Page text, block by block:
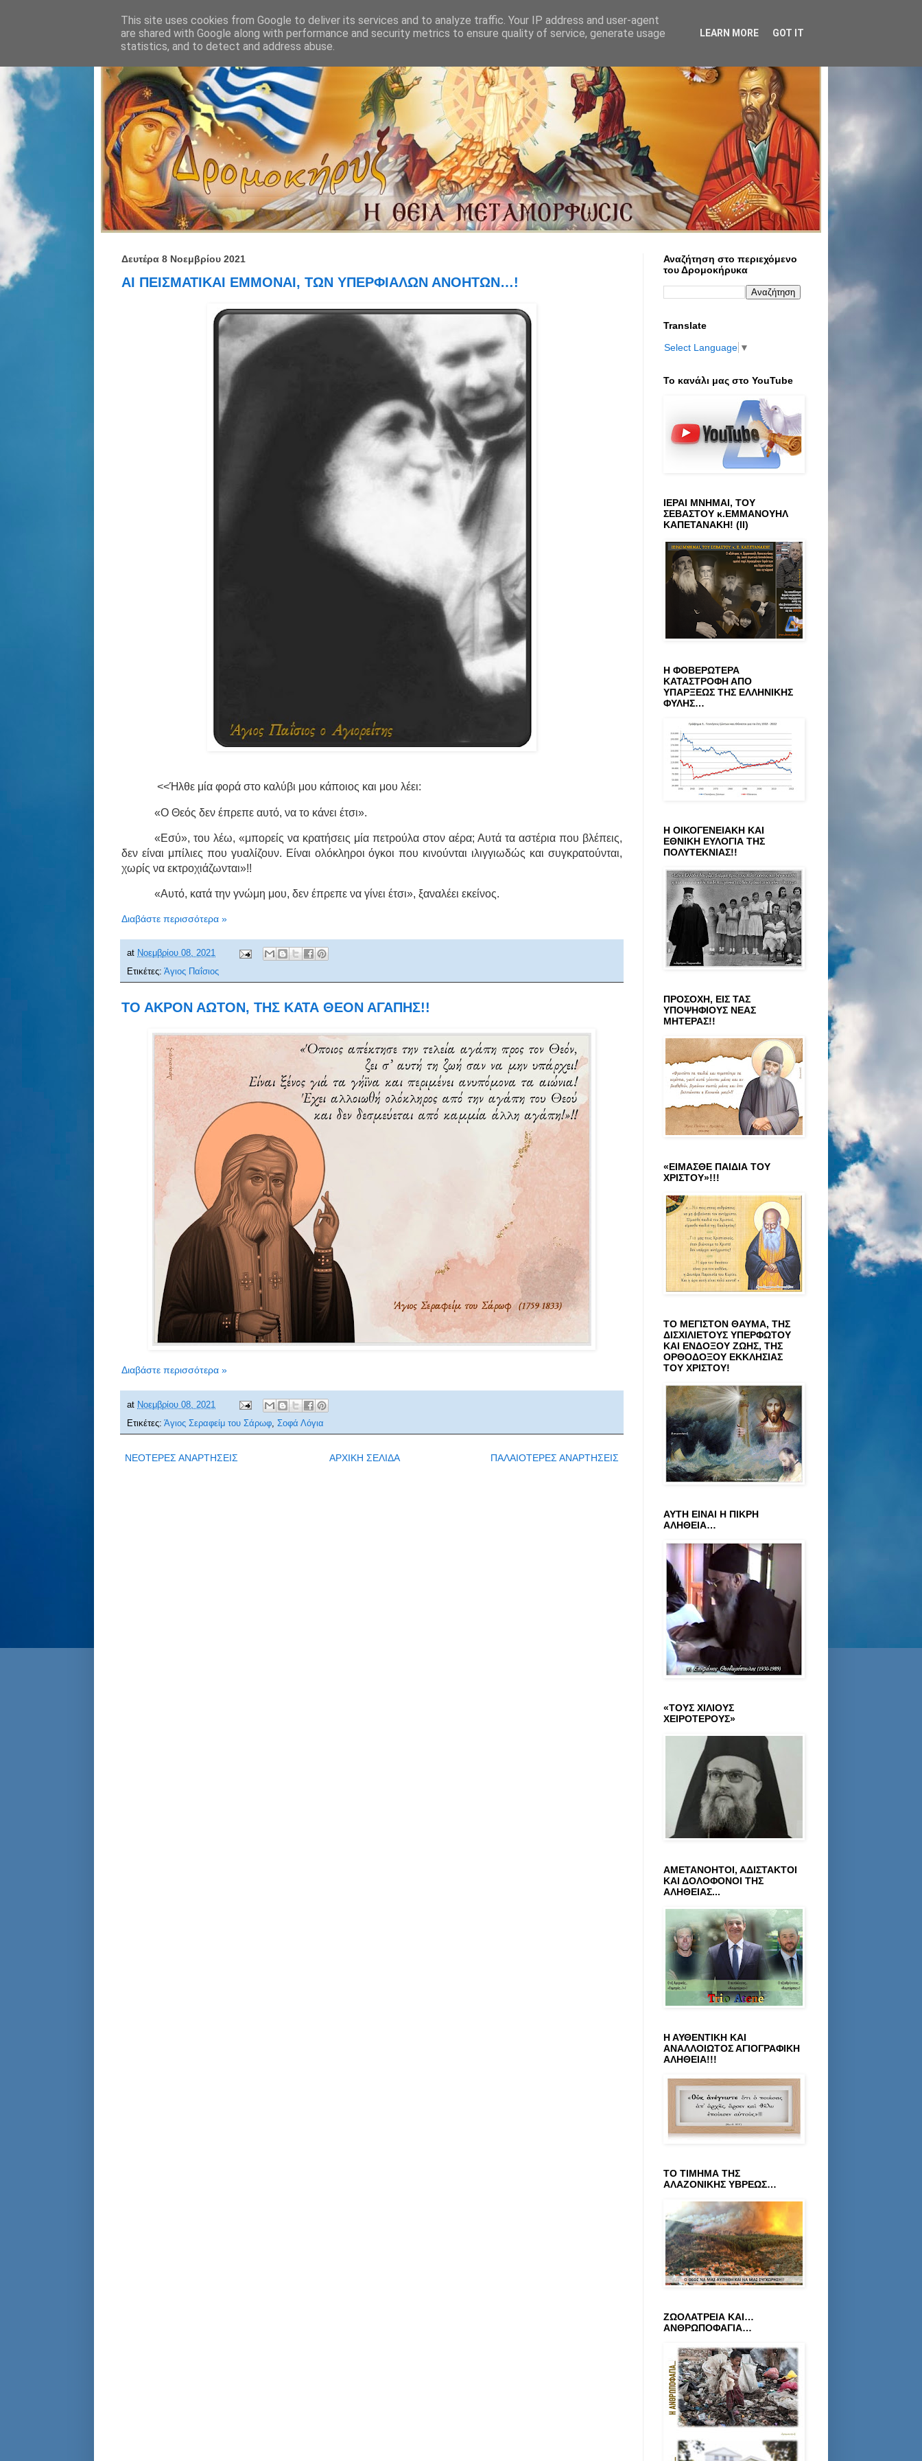
Δευτέρα 8 Νοεμβρίου 2021
ΑΙ ΠΕΙΣΜΑΤΙΚΑΙ ΕΜΜΟΝΑΙ, ΤΩΝ ΥΠΕΡΦΙΑΛΩΝ ΑΝΟΗΤΩΝ…!
<<Ήλθε μία φορά στο καλύβι μου κάποιος και μου λέει:
«Ο Θεός δεν έπρεπε αυτό, να το κάνει έτσι».
«Εσύ», του λέω, «μπορείς να κρατήσεις μία πετρούλα στον αέρα; Αυτά τα αστέρια που βλέπεις,
δεν είναι μπίλιες που γυαλίζουν. Είναι ολόκληροι όγκοι που κινούνται ιλιγγιωδώς και συγκρατούνται,
χωρίς να εκτροχιάζωνται»!!
«Αυτό, κατά την γνώμη μου, δεν έπρεπε να γίνει έτσι», ξαναλέει εκείνος.
Διαβάστε περισσότερα »
at Νοεμβρίου 08, 2021
Ετικέτες: Άγιος Παΐσιος
ΤΟ ΑΚΡΟΝ ΑΩΤΟΝ, ΤΗΣ ΚΑΤΑ ΘΕΟΝ ΑΓΑΠΗΣ!!
Διαβάστε περισσότερα »
at Νοεμβρίου 08, 2021
Ετικέτες: Άγιος Σεραφείμ του Σάρωφ Σοφά Λόγια
ΝΕΟΤΕΡΕΣ ΑΝΑΡΤΗΣΕΙΣ ΠΑΛΑΙΟΤΕΡΕΣ ΑΝΑΡΤΗΣΕΙΣ
ΑΡΧΙΚΗ ΣΕΛΙΔΑ
Αναζήτηση στο περιεχόμενο
του Δρομοκήρυκα
Translate
Select Language ▼
Το κανάλι μας στο ΥοuTube
ΙΕΡΑΙ ΜΝΗΜΑΙ, ΤΟΥ
ΣΕΒΑΣΤΟΥ κ.ΕΜΜΑΝΟΥΗΛ
ΚΑΠΕΤΑΝΑΚΗ! (ΙΙ)
Η ΦΟΒΕΡΩΤΕΡΑ
ΚΑΤΑΣΤΡΟΦΗ ΑΠΟ
ΥΠΑΡΞΕΩΣ ΤΗΣ ΕΛΛΗΝΙΚΗΣ
ΦΥΛΗΣ…
Η ΟΙΚΟΓΕΝΕΙΑΚΗ ΚΑΙ
ΕΘΝΙΚΗ ΕΥΛΟΓΙΑ ΤΗΣ
ΠΟΛΥΤΕΚΝΙΑΣ!!
ΠΡΟΣΟΧΗ, ΕΙΣ ΤΑΣ
ΥΠΟΨΗΦΙΟΥΣ ΝΕΑΣ
ΜΗΤΕΡΑΣ!!
«ΕΙΜΑΣΘΕ ΠΑΙΔΙΑ ΤΟΥ
ΧΡΙΣΤΟΥ»!!!
ΤΟ ΜΕΓΙΣΤΟΝ ΘΑΥΜΑ, ΤΗΣ
ΔΙΣΧΙΛΙΕΤΟΥΣ ΥΠΕΡΦΩΤΟΥ
ΚΑΙ ΕΝΔΟΞΟΥ ΖΩΗΣ, ΤΗΣ
ΟΡΘΟΔΟΞΟΥ ΕΚΚΛΗΣΙΑΣ
ΤΟΥ ΧΡΙΣΤΟΥ!
ΑΥΤΗ ΕΙΝΑΙ Η ΠΙΚΡΗ
ΑΛΗΘΕΙΑ…
«ΤΟΥΣ ΧΙΛΙΟΥΣ
ΧΕΙΡΟΤΕΡΟΥΣ»
ΑΜΕΤΑΝΟΗΤΟΙ, ΑΔΙΣΤΑΚΤΟΙ
ΚΑΙ ΔΟΛΟΦΟΝΟΙ ΤΗΣ
ΑΛΗΘΕΙΑΣ...
Η ΑΥΘΕΝΤΙΚΗ ΚΑΙ
ΑΝΑΛΛΟΙΩΤΟΣ ΑΓΙΟΓΡΑΦΙΚΗ
ΑΛΗΘΕΙΑ!!!
ΤΟ ΤΙΜΗΜΑ ΤΗΣ
ΑΛΑΖΟΝΙΚΗΣ ΥΒΡΕΩΣ…
ΖΩΟΛΑΤΡΕΙΑ ΚΑΙ…
ΑΝΘΡΩΠΟΦΑΓΙΑ…
This site uses cookies from Google to deliver its services and to analyze traffic. Your IP address and user-agent
are shared with Google along with performance and security metrics to ensure quality of service, generate usage
statistics, and to detect and address abuse.
LEARN MORE GOT IT